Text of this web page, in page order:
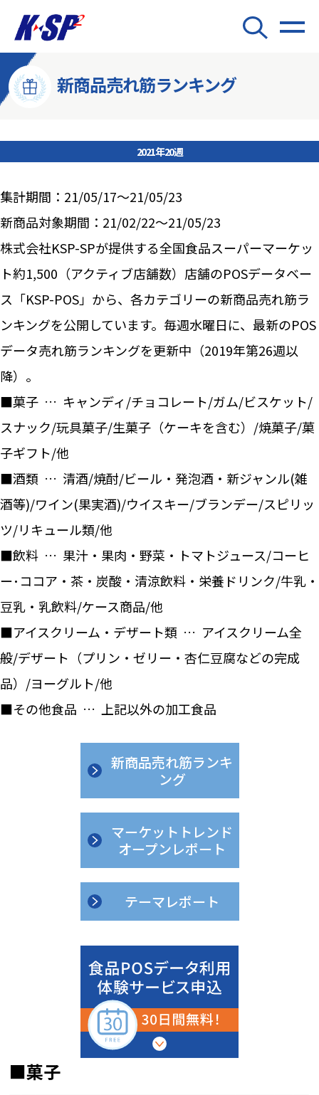
新商品売れ筋ランキング
2021年20週
集計期間：21/05/17～21/05/23
新商品対象期間：21/02/22～21/05/23
株式会社KSP-SPが提供する全国食品スーパーマーケッ
ト約1,500（アクティブ店舗数）店舗のPOSデータベー
ス「KSP-POS」から、各カテゴリーの新商品売れ筋ラ
ンキングを公開しています。毎週水曜日に、最新のPOS
データ売れ筋ランキングを更新中（2019年第26週以
降）。
■菓子 … キャンディ/チョコレート/ガム/ビスケット/
スナック/玩具菓子/生菓子（ケーキを含む）/焼菓子/菓
子ギフト/他
■酒類 … 清酒/焼酎/ビール・発泡酒・新ジャンル(雑
酒等)/ワイン(果実酒)/ウイスキー/ブランデー/スピリッ
ツ/リキュール類/他
■飲料 … 果汁・果肉・野菜・トマトジュース/コーヒ
ー･ココア・茶・炭酸・清涼飲料・栄養ドリンク/牛乳・
豆乳・乳飲料/ケース商品/他
■アイスクリーム・デザート類 … アイスクリーム全
般/デザート（プリン・ゼリー・杏仁豆腐などの完成
品）/ヨーグルト/他
■その他食品 … 上記以外の加工食品
新商品売れ筋ランキ
ング
マーケットトレンド
オープンレポート
テーマレポート
■菓子